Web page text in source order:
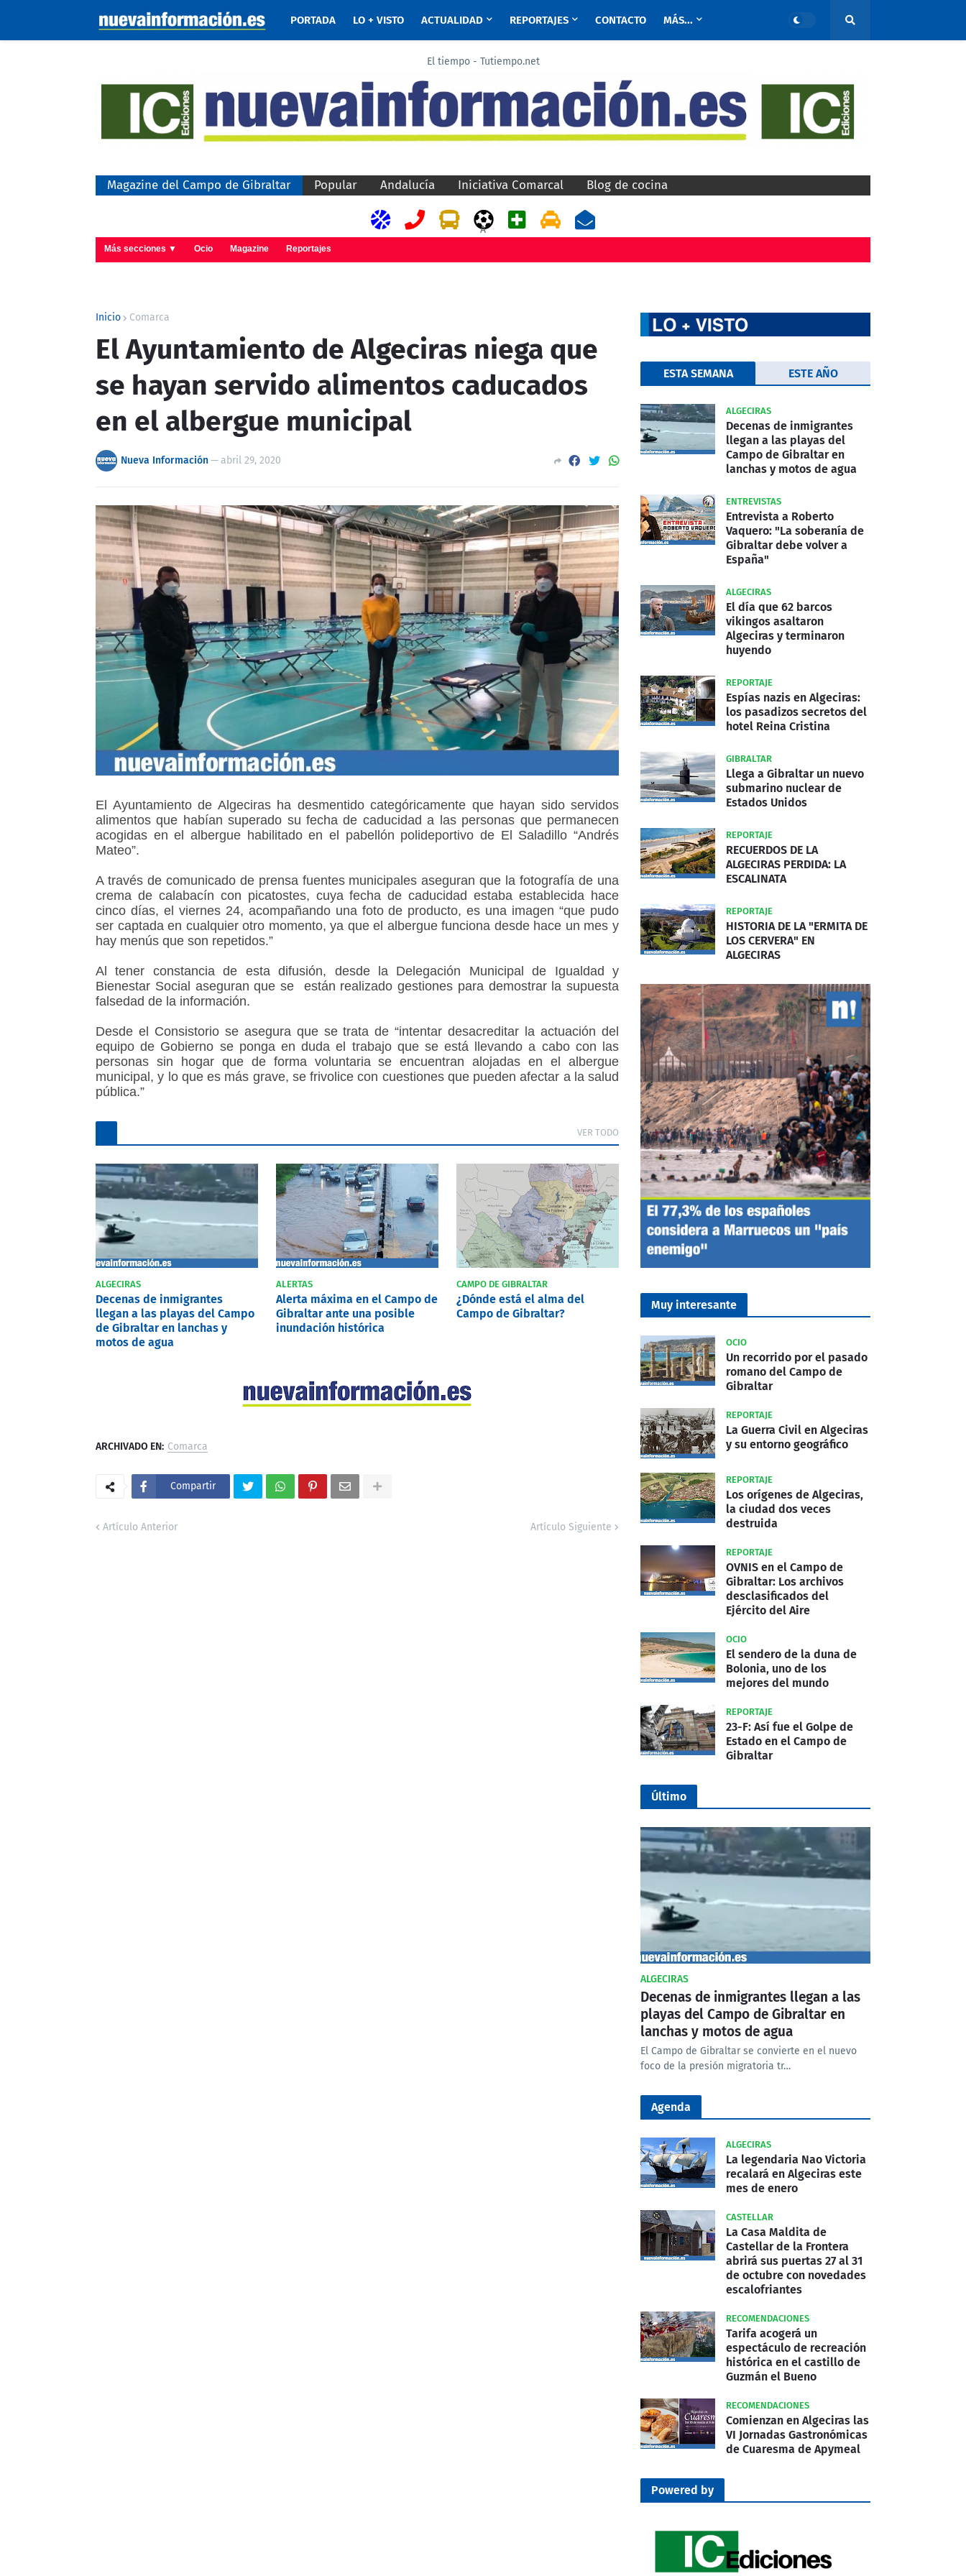
PORTADA LO + VISTO ACTUALIDAD REPORTAJES CONTACTO MÁS...
El tiempo - Tutiempo.net
Magazine del Campo de Gibraltar Popular Andalucía Iniciativa Comarcal Blog de cocina
A
Más secciones ▼ Ocio Magazine Reportajes
Inicio Comarca
El Ayuntamiento de Algeciras niega que
se hayan servido alimentos caducados
en el albergue municipal
Nueva Información—abril 29, 2020
El Ayuntamiento de Algeciras ha desmentido categóricamente que hayan sido servidos
alimentos que habían superado su fecha de caducidad a las personas que permanecen
acogidas en el albergue habilitado en el pabellón polideportivo de El Saladillo “Andrés
Mateo”.
A través de comunicado de prensa fuentes municipales aseguran que la fotografía de una
crema de calabacín con picatostes, cuya fecha de caducidad estaba establecida hace
cinco días, el viernes 24, acompañando una foto de producto, es una imagen “que pudo
ser captada en cualquier otro momento, ya que el albergue funciona desde hace un mes y
hay menús que son repetidos.”
Al tener constancia de esta difusión, desde la Delegación Municipal de Igualdad y
Bienestar Social aseguran que se están realizado gestiones para demostrar la supuesta
falsedad de la información.
Desde el Consistorio se asegura que se trata de “intentar desacreditar la actuación del
equipo de Gobierno se ponga en duda el trabajo que se está llevando a cabo con las
personas sin hogar que de forma voluntaria se encuentran alojadas en el albergue
municipal, y lo que es más grave, se frivolice con cuestiones que pueden afectar a la salud
pública.”
VER TODO
ALGECIRAS
Decenas de inmigrantes
llegan a las playas del Campo
de Gibraltar en lanchas y
motos de agua
ALERTAS
Alerta máxima en el Campo de
Gibraltar ante una posible
inundación histórica
CAMPO DE GIBRALTAR
¿Dónde está el alma del
Campo de Gibraltar?
ARCHIVADO EN: Comarca
Compartir
Artículo Anterior Artículo Siguiente
ESTA SEMANA ESTE AÑO
ALGECIRAS
Decenas de inmigrantes
llegan a las playas del
Campo de Gibraltar en
lanchas y motos de agua
ENTREVISTAS
Entrevista a Roberto
Vaquero: "La soberanía de
Gibraltar debe volver a
España"
ALGECIRAS
El día que 62 barcos
vikingos asaltaron
Algeciras y terminaron
huyendo
REPORTAJE
Espías nazis en Algeciras:
los pasadizos secretos del
hotel Reina Cristina
GIBRALTAR
Llega a Gibraltar un nuevo
submarino nuclear de
Estados Unidos
REPORTAJE
RECUERDOS DE LA
ALGECIRAS PERDIDA: LA
ESCALINATA
REPORTAJE
HISTORIA DE LA "ERMITA DE
LOS CERVERA" EN
ALGECIRAS
Muy interesante
OCIO
Un recorrido por el pasado
romano del Campo de
Gibraltar
REPORTAJE
La Guerra Civil en Algeciras
y su entorno geográfico
REPORTAJE
Los orígenes de Algeciras,
la ciudad dos veces
destruida
REPORTAJE
OVNIS en el Campo de
Gibraltar: Los archivos
desclasificados del
Ejército del Aire
OCIO
El sendero de la duna de
Bolonia, uno de los
mejores del mundo
REPORTAJE
23-F: Así fue el Golpe de
Estado en el Campo de
Gibraltar
Último
ALGECIRAS
Decenas de inmigrantes llegan a las
playas del Campo de Gibraltar en
lanchas y motos de agua
El Campo de Gibraltar se convierte en el nuevo
foco de la presión migratoria tr…
Agenda
ALGECIRAS
La legendaria Nao Victoria
recalará en Algeciras este
mes de enero
CASTELLAR
La Casa Maldita de
Castellar de la Frontera
abrirá sus puertas 27 al 31
de octubre con novedades
escalofriantes
RECOMENDACIONES
Tarifa acogerá un
espectáculo de recreación
histórica en el castillo de
Guzmán el Bueno
RECOMENDACIONES
Comienzan en Algeciras las
VI Jornadas Gastronómicas
de Cuaresma de Apymeal
Powered by